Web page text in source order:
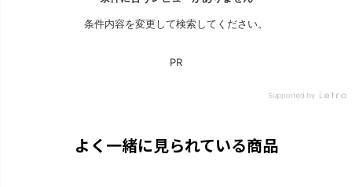
よく一緒に見られている商品